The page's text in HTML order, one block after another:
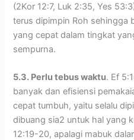
(2Kor 12:7, Luk 2:35, Yes
terus dipimpin Roh sehingga
yang cepat dalam tingkat
sempurna.
5.3. Perlu tebus waktu. Ef
banyak dan efisiensi
cepat tumbuh, yaitu selalu
dibuang sia2 untuk hal yang
12:19-20, apalagi mabuk